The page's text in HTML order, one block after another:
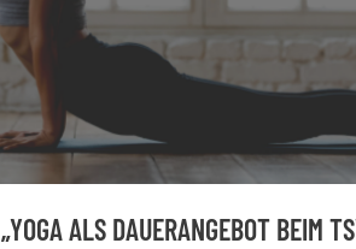
„YOGA ALS DAUERANGEBOT BEIM